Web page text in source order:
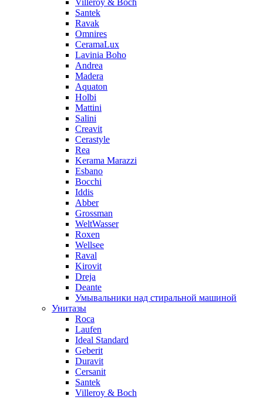
Villeroy & Boch
Santek
Ravak
Omnires
CeramaLux
Lavinia Boho
Andrea
Madera
Aquaton
Holbi
Mattini
Salini
Creavit
Cerastyle
Rea
Kerama Marazzi
Esbano
Bocchi
Iddis
Abber
Grossman
WeltWasser
Roxen
Wellsee
Raval
Kirovit
Dreja
Deante
Умывальники над стиральной машиной
Унитазы
Roca
Laufen
Ideal Standard
Geberit
Duravit
Cersanit
Santek
Villeroy & Boch